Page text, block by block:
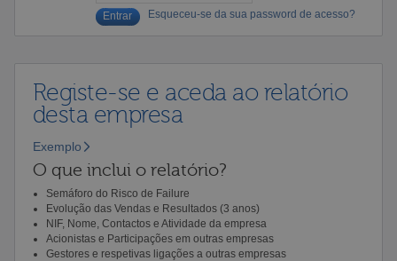
Esqueceu-se da sua password de acesso?
Registe-se e aceda ao relatório
desta empresa
Exemplo
O que inclui o relatório?
Semáforo do Risco de Failure
Evolução das Vendas e Resultados (3 anos)
NIF, Nome, Contactos e Atividade da empresa
Acionistas e Participações em outras empresas
Gestores e respetivas ligações a outras empresas